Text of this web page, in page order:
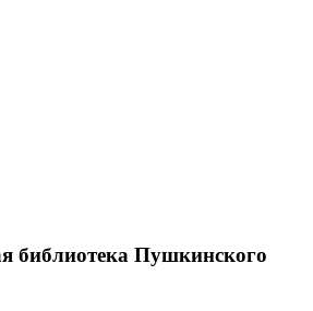
библиотека Пушкинского